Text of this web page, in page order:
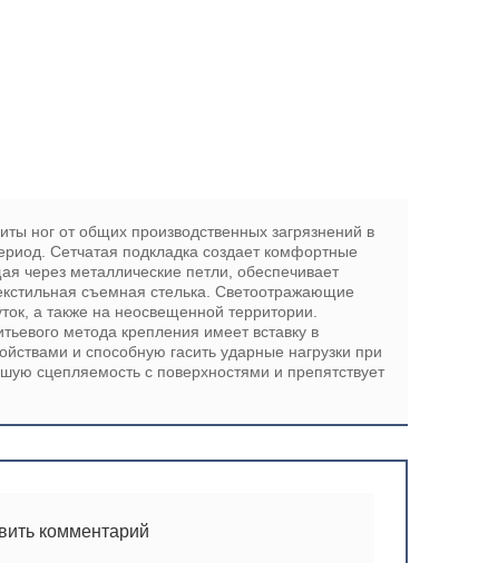
ног от общих производственных загрязнений в
Сетчатая подкладка создает комфортные
через металлические петли, обеспечивает
съемная стелька. Светоотражающие
а также на неосвещенной территории.
метода крепления имеет вставку в
и способную гасить ударные нагрузки при
сцепляемость с поверхностями и препятствует
комментарий